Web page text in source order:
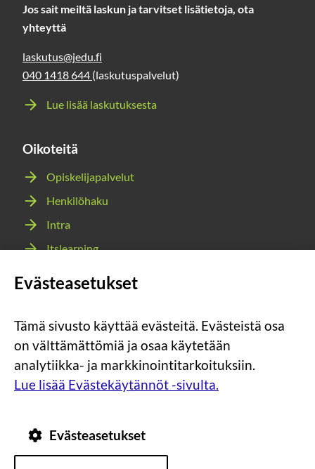
Jos sait meiltä laskun ja tarvitset lisätietoja, ota
yhteyttä
laskutus@jedu.fi
040 1418 644 (laskutuspalvelut)
Lue lisää laskutuksesta
Oikoteitä
Opiskelijapalvelut
Henkilöhaku
Intra
Itslearning
Sosiaalinen
media:
instagram
Sosiaalinen
media:
facebook
Sosiaalinen
media:
youtube
Sosiaalinen
media:
snapchat
Tietosuoja
Evästeasetukset
Tämä sivusto käyttää evästeitä. Evästeistä osa
on välttämättömiä ja osaa käytetään
analytiikka- ja markkinointitarkoituksiin.
Lue lisää Evästekäytännöt -sivulta.
Evästeasetukset